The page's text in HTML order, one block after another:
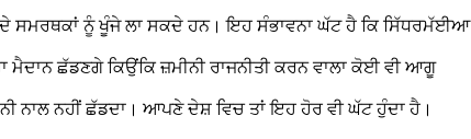
ਦੇ ਸਮਰਥਕਾਂ ਨੂੰ ਖੂੰਜੇ ਲਾ ਸਕਦੇ ਹਨ। ਇਹ ਸੰਭਾਵਨਾ ਘੱਟ ਹੈ ਕਿ ਸਿੱਧਰਮੱਈਆ
ਛੱਡਣਗੇ ਕਿਉਂਕਿ ਜ਼ਮੀਨੀ ਰਾਜਨੀਤੀ ਕਰਨ ਵਾਲਾ ਕੋਈ ਵੀ ਆਗੂ
ਨਾਲ ਨਹੀਂ ਛੱਡਦਾ। ਆਪਣੇ ਦੇਸ਼ ਵਿਚ ਤਾਂ ਇਹ ਹੋਰ ਵੀ ਘੱਟ ਹੁੰਦਾ ਹੈ।